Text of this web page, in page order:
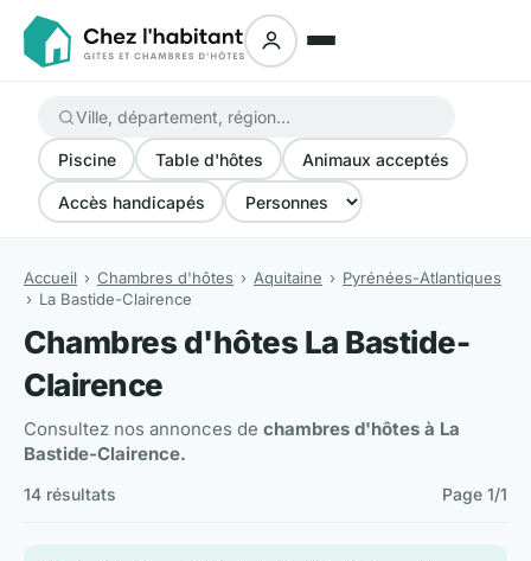
Piscine Table d'hôtes Animaux acceptés
Accès handicapés
Accueil Chambres d'hôtes Aquitaine
Pyrénées-Atlantiques
La Bastide-Clairence
Chambres d'hôtes La Bastide-
Clairence
Consultez nos annonces de chambres d'hôtes à La
Bastide-Clairence.
14 résultats Page 1/1